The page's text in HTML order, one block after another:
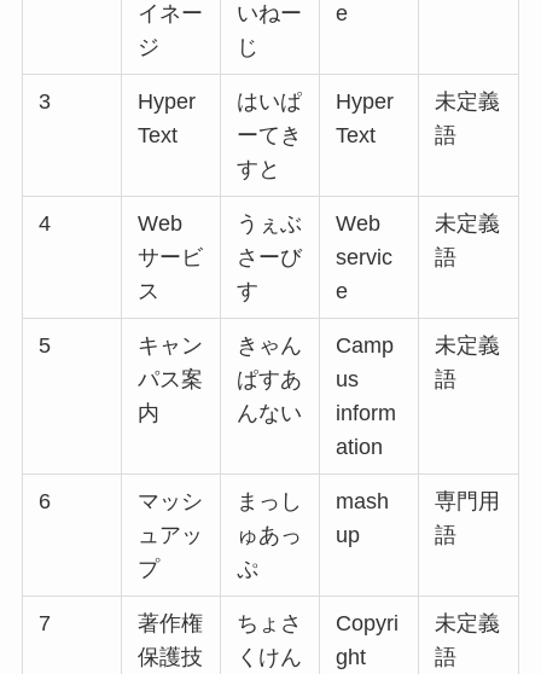
イネー
ジ
いねー
じ
e
3
Hyper
Text
はいぱ
ーてき
すと
Hyper
Text
未定義
語
4
Web
サービ
ス
うぇぶ
さーび
す
Web
servic
e
未定義
語
5
キャン
パス案
内
きゃん
ぱすあ
んない
Camp
us
inform
ation
未定義
語
6
マッシ
ュアッ
プ
まっし
ゅあっ
ぷ
mash
up
専門用
語
7
著作権
保護技
ちょさ
くけん
Copyri
ght
未定義
語